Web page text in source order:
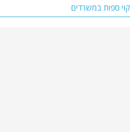
ספות במשרדים